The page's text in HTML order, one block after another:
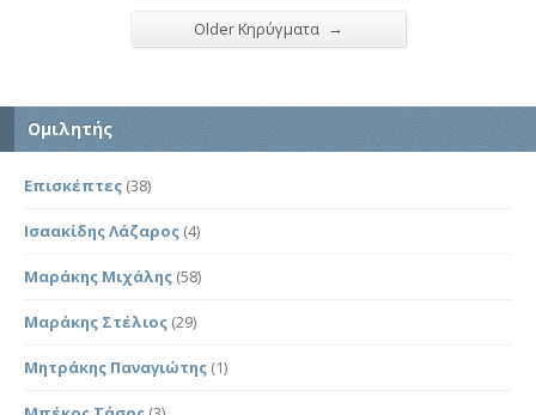
Older Κηρύγματα →
Ομιλητής
Επισκέπτες (38)
Ισαακίδης Λάζαρος (4)
Μαράκης Μιχάλης (58)
Μαράκης Στέλιος (29)
Μητράκης Παναγιώτης (1)